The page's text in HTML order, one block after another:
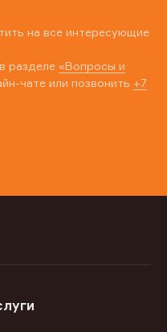
на все интересующие
разделе «Вопросы и
чате или позвонить +7